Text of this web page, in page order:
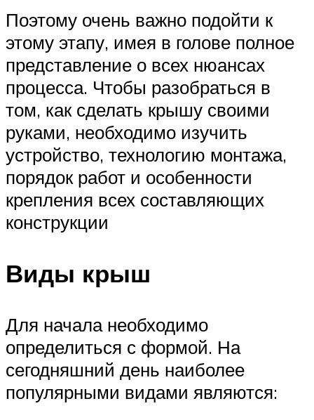
Поэтому очень важно подойти к
этому этапу, имея в голове полное
представление о всех нюансах
процесса. Чтобы разобраться в
том, как сделать крышу своими
руками, необходимо изучить
устройство, технологию монтажа,
порядок работ и особенности
крепления всех составляющих
конструкции
Виды крыш
Для начала необходимо
определиться с формой. На
сегодняшний день наиболее
популярными видами являются: